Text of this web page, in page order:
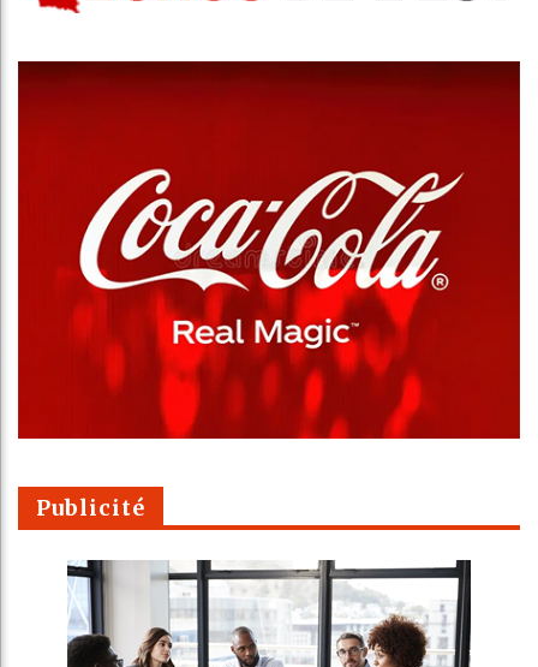
Publicité